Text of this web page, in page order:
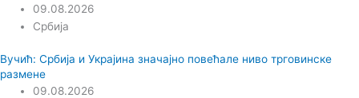
09.08.2026
Србија
Вучић: Србија и Украјина значајно повећале ниво трговинске
размене
09.08.2026